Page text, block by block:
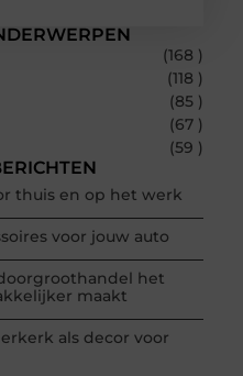
(168 )
(118 )
(85 )
(67 )
(59 )
thuis en op het werk
voor jouw auto
het
maakt
als decor voor